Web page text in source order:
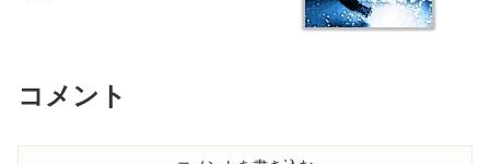
コメント